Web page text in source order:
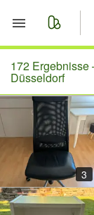
Start
172 Ergebnisse
Düsseldorf
3